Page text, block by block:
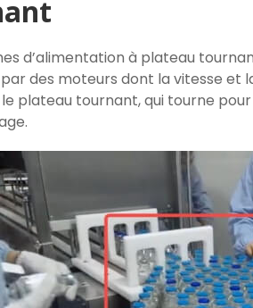
d’alimentation à plateau
des moteurs dont la vitesse et
plateau tournant, qui tourne